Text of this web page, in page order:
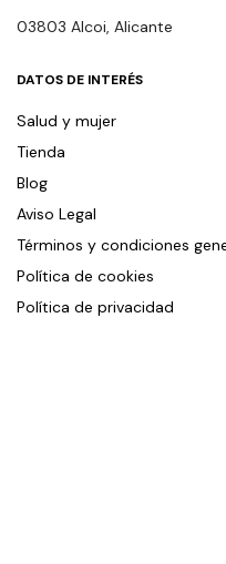
03803 Alcoi, Alicante
DATOS DE INTERÉS
Salud y mujer
Tienda
Blog
Aviso Legal
Términos y condiciones
Política de cookies
Política de privacidad